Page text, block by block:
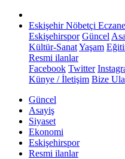
Eskişehir Nöbetçi
Eskişehirspor Güncel
Kültür-SanatYaşam
Resmi ilanlar
Facebook Twitter
Künye / İletişim Bize
Güncel
Asayiş
Siyaset
Ekonomi
Eskişehirspor
Resmi ilanlar